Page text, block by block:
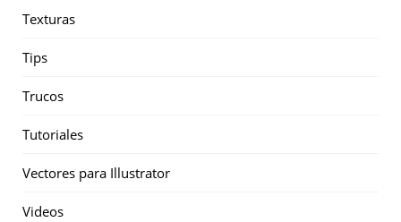
Texturas
Tips
Trucos
Tutoriales
Vectores para Illustrator
Videos